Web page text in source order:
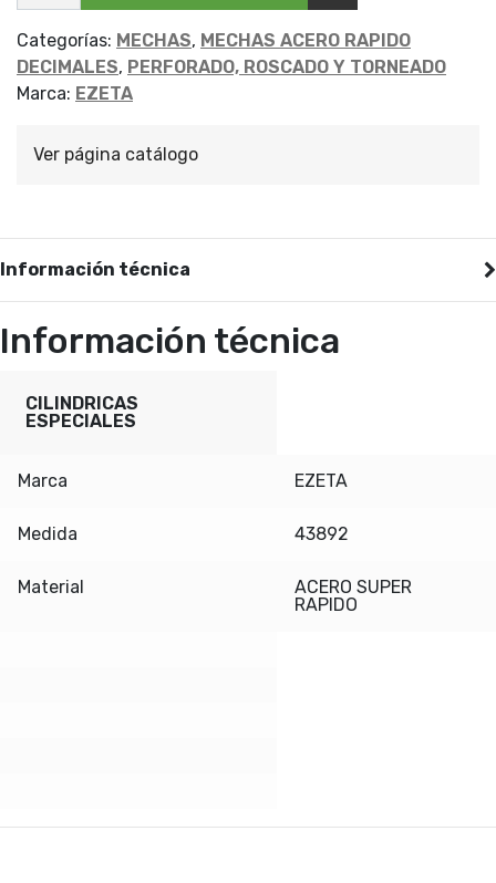
2.3
cantidad
Categorías: MECHAS, MECHAS ACERO RAPIDO
DECIMALES, PERFORADO, ROSCADO Y TORNEADO
Marca: EZETA
Ver página catálogo
Información técnica
Información técnica
CILINDRICAS
ESPECIALES
Marca EZETA
Medida 43892
Material
ACERO SUPER
RAPIDO